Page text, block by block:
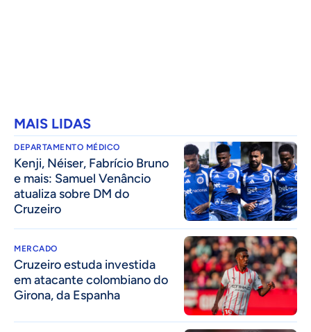
MAIS LIDAS
DEPARTAMENTO MÉDICO
Kenji, Néiser, Fabrício Bruno
e mais: Samuel Venâncio
atualiza sobre DM do
Cruzeiro
MERCADO
Cruzeiro estuda investida
em atacante colombiano do
Girona, da Espanha